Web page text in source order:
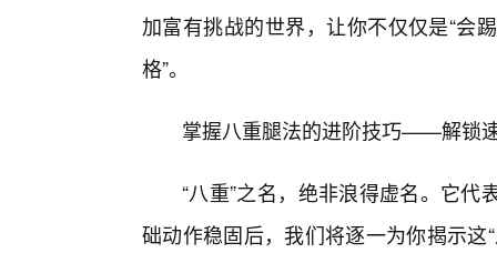
加富有挑战的世界，让你不仅仅是“会
格”。
掌握八重腿法的进阶技巧——解锁
“八重”之名，绝非浪得虚名。它
础动作稳固后，我们将逐一为你揭示